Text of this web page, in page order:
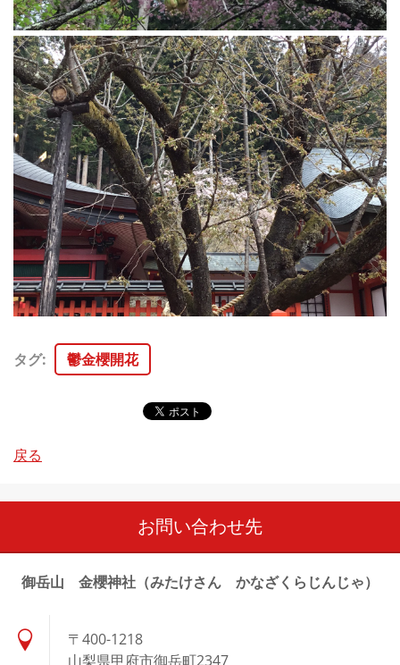
タグ: 鬱金櫻開花
戻る
お問い合わせ先
御岳山 金櫻神社（みたけさん かなざくらじんじゃ）
〒400-1218
山梨県甲府市御岳町2347